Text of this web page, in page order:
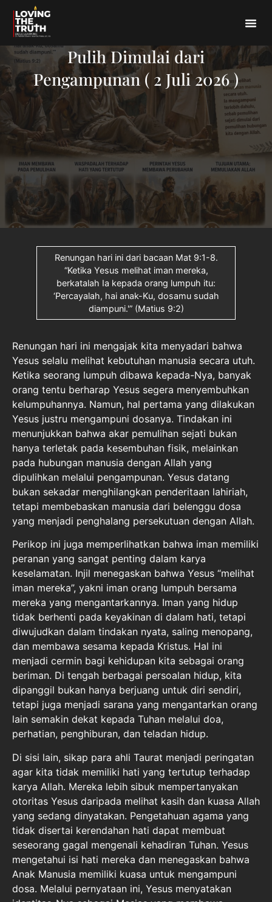
Pulih Dimulai dari
Pengampunan ( 2 Juli 2026 )
Renungan hari ini dari bacaan Mat 9:1-8.
“Ketika Yesus melihat iman mereka,
berkatalah Ia kepada orang lumpuh itu:
‘Percayalah, hai anak-Ku, dosamu sudah
diampuni.'” (Matius 9:2)
Renungan hari ini mengajak kita menyadari bahwa
Yesus selalu melihat kebutuhan manusia secara utuh.
Ketika seorang lumpuh dibawa kepada-Nya, banyak
orang tentu berharap Yesus segera menyembuhkan
kelumpuhannya. Namun, hal pertama yang dilakukan
Yesus justru mengampuni dosanya. Tindakan ini
menunjukkan bahwa akar pemulihan sejati bukan
hanya terletak pada kesembuhan fisik, melainkan
pada hubungan manusia dengan Allah yang
dipulihkan melalui pengampunan. Yesus datang
bukan sekadar menghilangkan penderitaan lahiriah,
tetapi membebaskan manusia dari belenggu dosa
yang menjadi penghalang persekutuan dengan Allah.
Perikop ini juga memperlihatkan bahwa iman memiliki
peranan yang sangat penting dalam karya
keselamatan. Injil menegaskan bahwa Yesus “melihat
iman mereka”, yakni iman orang lumpuh bersama
mereka yang mengantarkannya. Iman yang hidup
tidak berhenti pada keyakinan di dalam hati, tetapi
diwujudkan dalam tindakan nyata, saling menopang,
dan membawa sesama kepada Kristus. Hal ini
menjadi cermin bagi kehidupan kita sebagai orang
beriman. Di tengah berbagai persoalan hidup, kita
dipanggil bukan hanya berjuang untuk diri sendiri,
tetapi juga menjadi sarana yang mengantarkan orang
lain semakin dekat kepada Tuhan melalui doa,
perhatian, penghiburan, dan teladan hidup.
Di sisi lain, sikap para ahli Taurat menjadi peringatan
agar kita tidak memiliki hati yang tertutup terhadap
karya Allah. Mereka lebih sibuk mempertanyakan
otoritas Yesus daripada melihat kasih dan kuasa Allah
yang sedang dinyatakan. Pengetahuan agama yang
tidak disertai kerendahan hati dapat membuat
seseorang gagal mengenali kehadiran Tuhan. Yesus
mengetahui isi hati mereka dan menegaskan bahwa
Anak Manusia memiliki kuasa untuk mengampuni
dosa. Melalui pernyataan ini, Yesus menyatakan